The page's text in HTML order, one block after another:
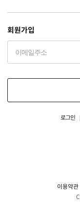
회원가입
로그인
이용약관